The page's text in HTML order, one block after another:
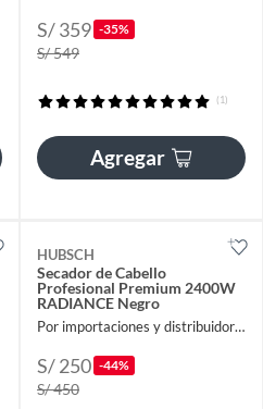
S/ 359 -35%
S/ 549
(1)
Agregar
HUBSCH
Secador de Cabello
Profesional Premium 2400W
RADIANCE Negro
Por importaciones y distribuidora A y F
S/ 250 -44%
S/ 450